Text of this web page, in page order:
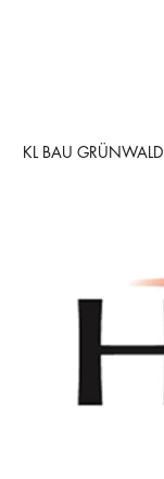
KL BAU GRÜNWALD